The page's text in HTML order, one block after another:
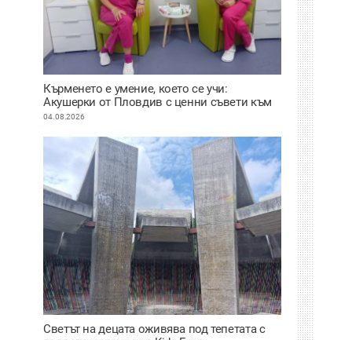
Кърменето е умение, което се учи:
Акушерки от Пловдив с ценни съвети към
младите майки
04.08.2026
Светът на децата оживява под тепетата с